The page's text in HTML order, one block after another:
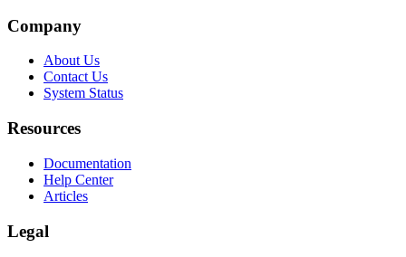
Company
About Us
Contact Us
System Status
Resources
Documentation
Help Center
Articles
Legal